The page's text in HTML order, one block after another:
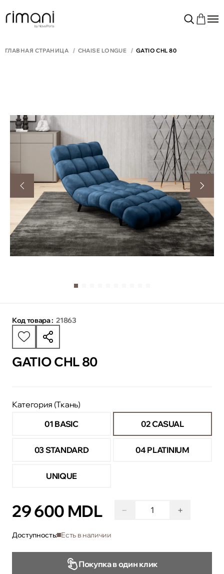
ГЛАВНАЯ СТРАНИЦА CHAISE LONGUE GATIO CHL 80
Код товара : 21863
GATIO CHL 80
Категория (Ткань)
01 BASIC
02 CASUAL
03 STANDARD 04 PLATINIUM
UNIQUE
29 600 MDL − +
Доступность: Есть в наличии
Покупка в один клик